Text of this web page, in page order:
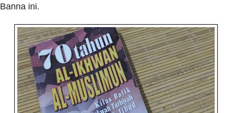
Banna ini.